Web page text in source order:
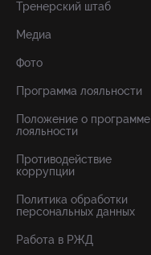
Тренерский штаб
Медиа
Фото
Программа лояльности
Положение о программе
лояльности
Противодействие
коррупции
Политика обработки
персональных данных
Работа в РЖД